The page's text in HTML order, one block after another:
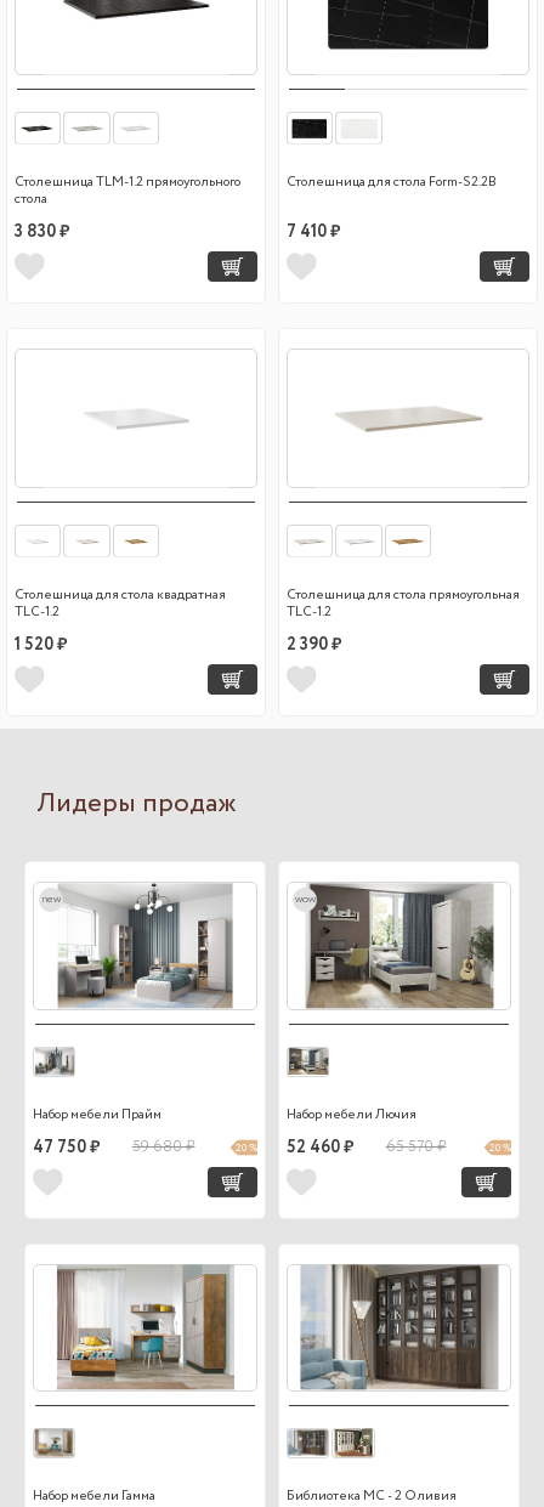
Столешница TLM-1.2 прямоугольного
стола
3 830 ₽
Столешница для стола Form-S2.2B
7 410 ₽
Столешница для стола квадратная
TLC-1.2
1 520 ₽
Столешница для стола прямоугольная
TLC-1.2
2 390 ₽
Лидеры продаж
new
Набор мебели Прайм
47 750 ₽ 59 680 ₽ 20 %
wow
Набор мебели Лючия
52 460 ₽ 65 570 ₽ 20 %
Набор мебели Гамма Библиотека МС - 2 Оливия